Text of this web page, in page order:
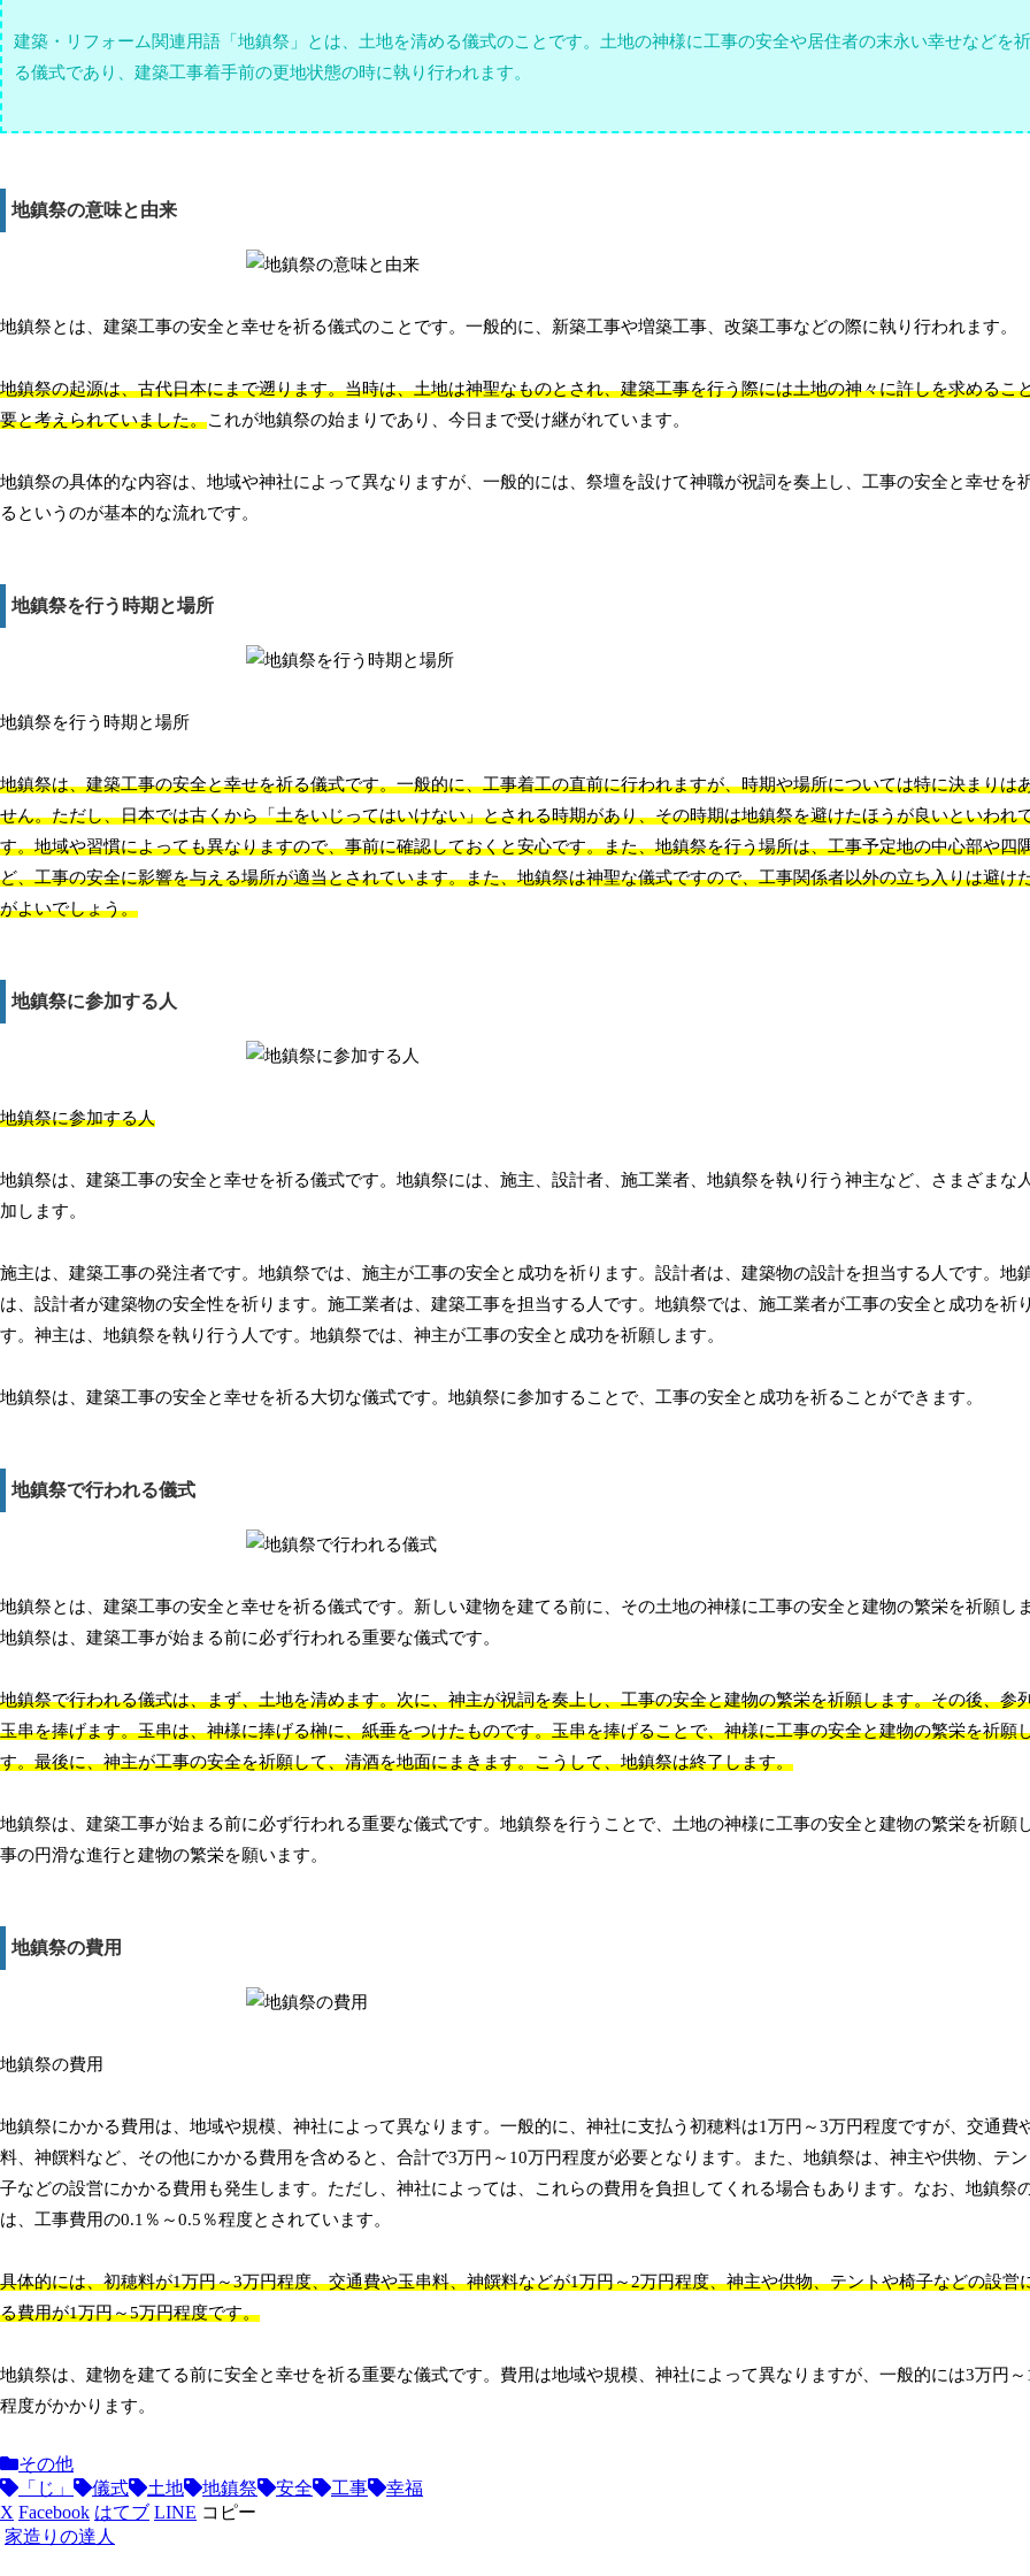
建築・リフォーム関連用語「地鎮祭」とは、土地を清める儀式のことです。土地の神様に工事の安全や居住者の末永い幸せなどを
る儀式であり、建築工事着手前の更地状態の時に執り行われます。
地鎮祭の意味と由来
地鎮祭とは、建築工事の安全と幸せを祈る儀式のことです。一般的に、新築工事や増築工事、改築工事などの際に執り行われます。
地鎮祭の起源は、古代日本にまで遡ります。当時は、土地は神聖なものとされ、建築工事を行う際には土地の神々に許しを求めるこ
要と考えられていました。これが地鎮祭の始まりであり、今日まで受け継がれています。
地鎮祭の具体的な内容は、地域や神社によって異なりますが、一般的には、祭壇を設けて神職が祝詞を奏上し、工事の安全と幸せを
るというのが基本的な流れです。
地鎮祭を行う時期と場所
地鎮祭を行う時期と場所
地鎮祭は、建築工事の安全と幸せを祈る儀式です。一般的に、工事着工の直前に行われますが、時期や場所については特に決まりは
せん。ただし、日本では古くから「土をいじってはいけない」とされる時期があり、その時期は地鎮祭を避けたほうが良いといわれ
す。地域や習慣によっても異なりますので、事前に確認しておくと安心です。また、地鎮祭を行う場所は、工事予定地の中心部や四
ど、工事の安全に影響を与える場所が適当とされています。また、地鎮祭は神聖な儀式ですので、工事関係者以外の立ち入りは避け
がよいでしょう。
地鎮祭に参加する人
地鎮祭に参加する人
地鎮祭は、建築工事の安全と幸せを祈る儀式です。地鎮祭には、施主、設計者、施工業者、地鎮祭を執り行う神主など、さまざまな
加します。
施主は、建築工事の発注者です。地鎮祭では、施主が工事の安全と成功を祈ります。設計者は、建築物の設計を担当する人です。地
は、設計者が建築物の安全性を祈ります。施工業者は、建築工事を担当する人です。地鎮祭では、施工業者が工事の安全と成功を祈
す。神主は、地鎮祭を執り行う人です。地鎮祭では、神主が工事の安全と成功を祈願します。
地鎮祭は、建築工事の安全と幸せを祈る大切な儀式です。地鎮祭に参加することで、工事の安全と成功を祈ることができます。
地鎮祭で行われる儀式
地鎮祭とは、建築工事の安全と幸せを祈る儀式です。新しい建物を建てる前に、その土地の神様に工事の安全と建物の繁栄を祈願しま
地鎮祭は、建築工事が始まる前に必ず行われる重要な儀式です。
地鎮祭で行われる儀式は、まず、土地を清めます。次に、神主が祝詞を奏上し、工事の安全と建物の繁栄を祈願します。その後、参
玉串を捧げます。玉串は、神様に捧げる榊に、紙垂をつけたものです。玉串を捧げることで、神様に工事の安全と建物の繁栄を祈願
す。最後に、神主が工事の安全を祈願して、清酒を地面にまきます。こうして、地鎮祭は終了します。
地鎮祭は、建築工事が始まる前に必ず行われる重要な儀式です。地鎮祭を行うことで、土地の神様に工事の安全と建物の繁栄を祈願
事の円滑な進行と建物の繁栄を願います。
地鎮祭の費用
地鎮祭の費用
地鎮祭にかかる費用は、地域や規模、神社によって異なります。一般的に、神社に支払う初穂料は1万円～3万円程度ですが、交通費
料、神饌料など、その他にかかる費用を含めると、合計で3万円～10万円程度が必要となります。また、地鎮祭は、神主や供物、テ
子などの設営にかかる費用も発生します。ただし、神社によっては、これらの費用を負担してくれる場合もあります。なお、地鎮祭
は、工事費用の0.1％～0.5％程度とされています。
具体的には、初穂料が1万円～3万円程度、交通費や玉串料、神饌料などが1万円～2万円程度、神主や供物、テントや椅子などの設営
る費用が1万円～5万円程度です。
地鎮祭は、建物を建てる前に安全と幸せを祈る重要な儀式です。費用は地域や規模、神社によって異なりますが、一般的には3万円～
程度がかかります。
その他
「じ」
儀式 土地 地鎮祭 安全 工事
幸福
X Facebook はてブ LINE コピー
家造りの達人